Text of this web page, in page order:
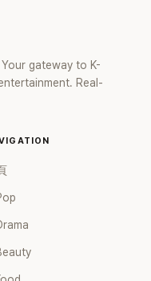
gateway to K-
Real-